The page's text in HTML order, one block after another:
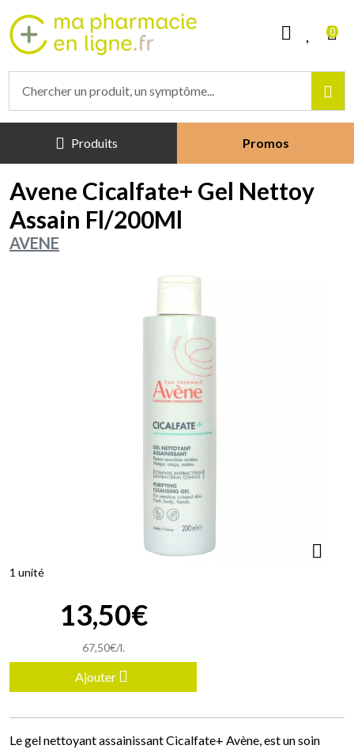
0
Produits Promos
Avene Cicalfate+ Gel Nettoy
Assain Fl/200Ml
AVENE
1 unité
13,50€
67,50€/l.
Ajouter
Le gel nettoyant assainissant Cicalfate+ Avène, est un soin